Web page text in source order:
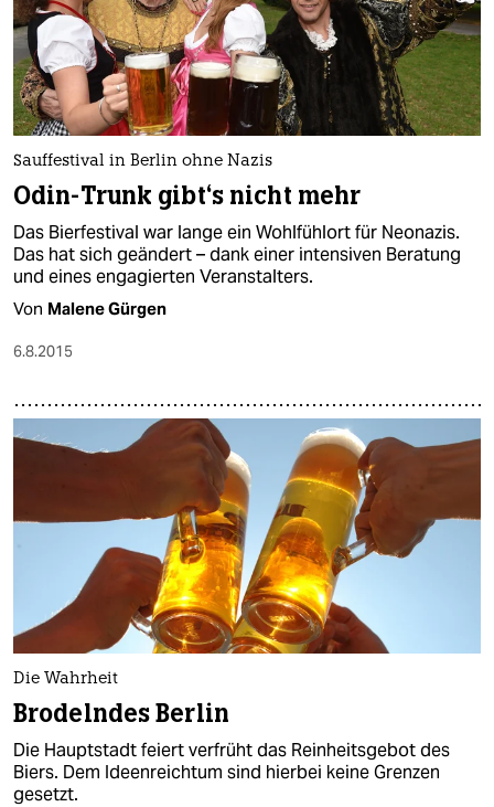
Sauffestival in Berlin ohne Nazis
Odin-Trunk gibt‘s nicht mehr
Das Bierfestival war lange ein Wohlfühlort für Neonazis.
Das hat sich geändert – dank einer intensiven Beratung
und eines engagierten Veranstalters.
Von Malene Gürgen
6.8.2015
Die Wahrheit
Brodelndes Berlin
Die Hauptstadt feiert verfrüht das Reinheitsgebot des
Biers. Dem Ideenreichtum sind hierbei keine Grenzen
gesetzt.